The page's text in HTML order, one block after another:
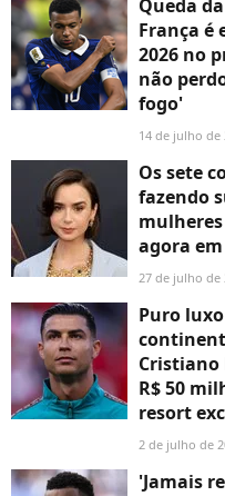
Queda
França é
2026 no
não
fogo'
14 de julho de
Os sete
fazendo
agora em
27 de julho de
Puro
Cristiano
R$ 50
resort
2 de julho de
'Jamais